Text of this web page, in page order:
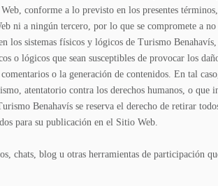
conforme a lo previsto en los presentes
ni a ningún tercero, por lo que se compromete a
los sistemas físicos y lógicos de Turismo Benahavís,
o lógicos que sean susceptibles de provocar los
o la generación de contenidos. En tal
atentatorio contra los derechos humanos, o que
Benahavís se reserva el derecho de retirar
para su publicación en el Sitio Web.
chats, blog u otras herramientas de participación